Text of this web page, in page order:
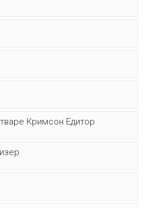
Кримсон Едитор